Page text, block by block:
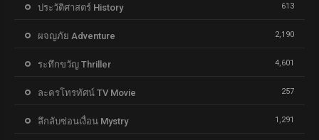
ประวัติศาสตร์ History 613
ผจญภัย Adventure 2,190
ระทึกขวัญ Thriller 4,601
ละครโทรทัศน์ TV Movie 257
ลึกลับซ่อนเงื่อน Mystry 1,291